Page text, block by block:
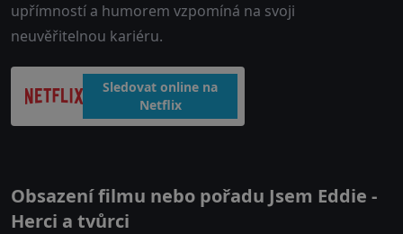
upřímností a humorem vzpomíná na svoji
neuvěřitelnou kariéru.
Sledovat online na
Netflix
Obsazení filmu nebo pořadu Jsem Eddie -
Herci a tvůrci